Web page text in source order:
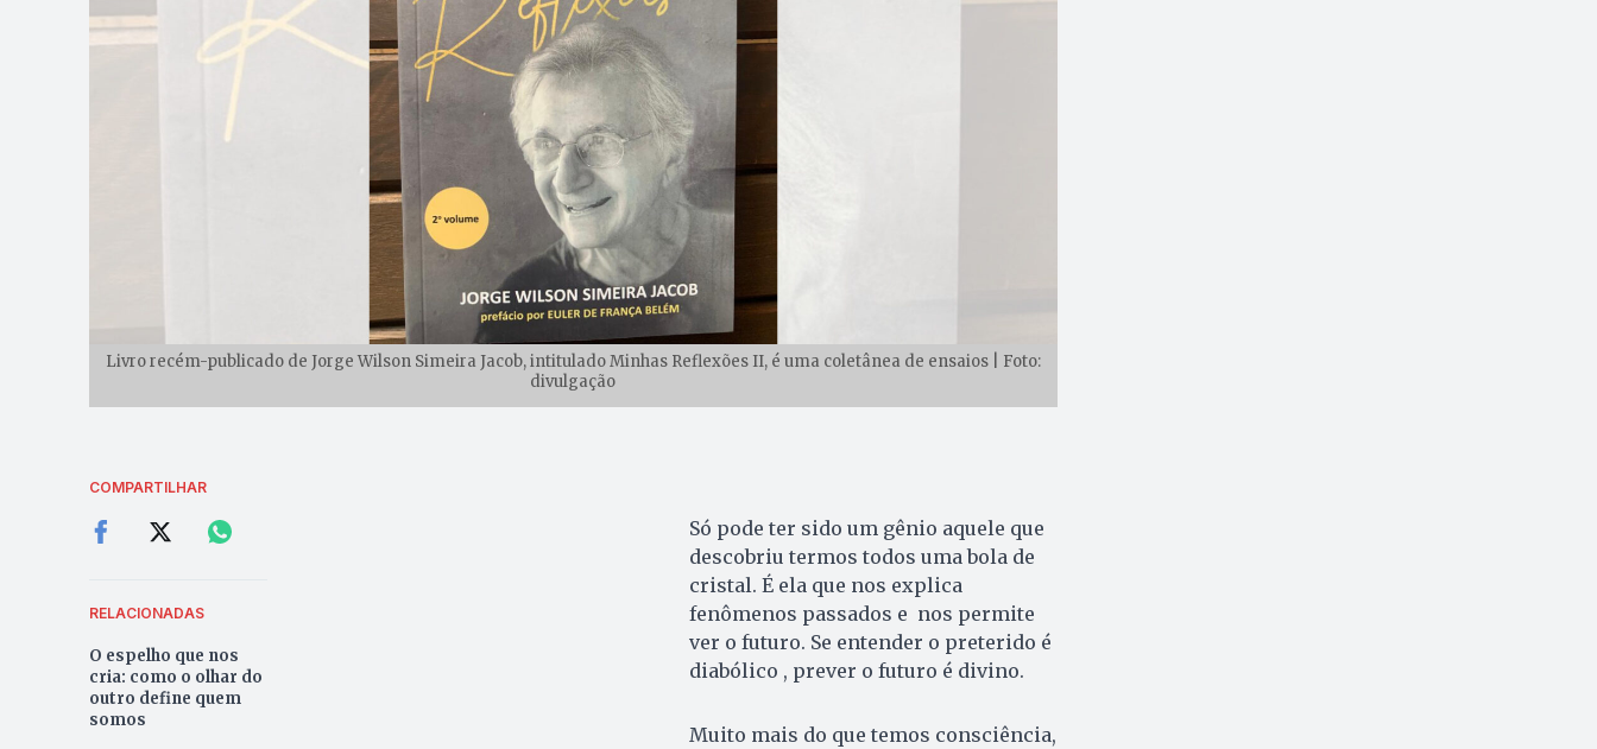
Livro recém-publicado de Jorge Wilson Simeira Jacob, intitulado Minhas Reflexões II, é uma coletânea de ensaios | Foto:
divulgação
COMPARTILHAR
RELACIONADAS
O espelho que nos
cria: como o olhar do
outro define quem
somos
Só pode ter sido um gênio aquele que
descobriu termos todos uma bola de
cristal. É ela que nos explica
fenômenos passados e nos permite
ver o futuro. Se entender o preterido é
diabólico , prever o futuro é divino.
Muito mais do que temos consciência,